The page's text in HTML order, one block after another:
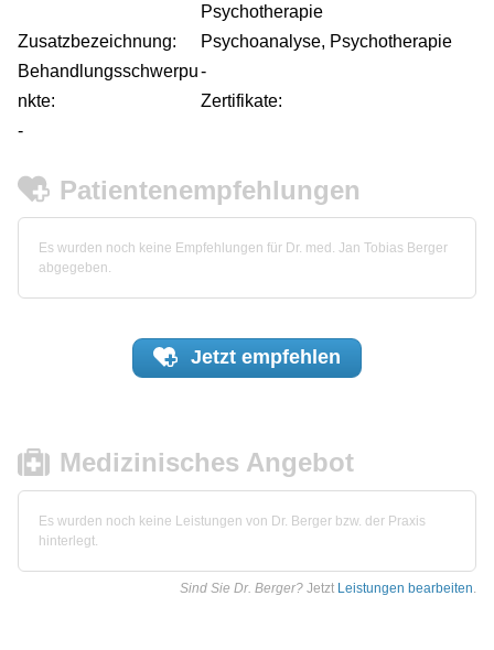
Psychotherapie
Zusatzbezeichnung:
Psychoanalyse, Psychotherapie
Behandlungsschwerpu
nkte:
-
Zertifikate:
-
Patientenempfehlungen
Es wurden noch keine Empfehlungen für Dr. med. Jan Tobias Berger
abgegeben.
Jetzt empfehlen
Medizinisches Angebot
Es wurden noch keine Leistungen von Dr. Berger bzw. der Praxis
hinterlegt.
Sind Sie Dr. Berger? Jetzt Leistungen bearbeiten.